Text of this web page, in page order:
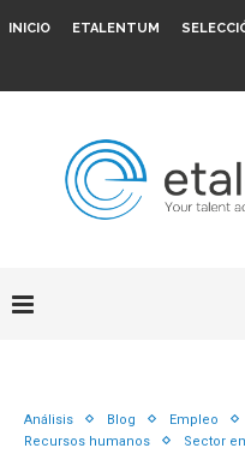
INICIO ETALENTUM
Análisis Blog Empleo
Recursos humanos
Sector